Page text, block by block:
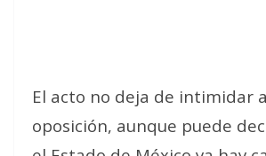
El acto no deja de intimidar
oposición, aunque puede